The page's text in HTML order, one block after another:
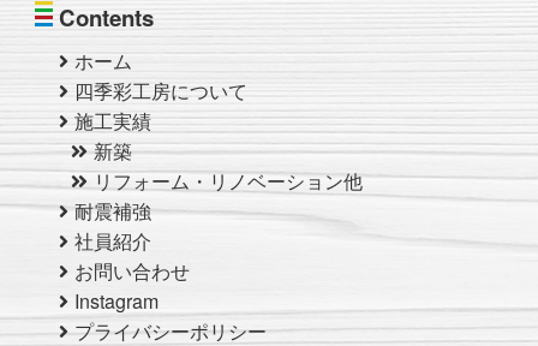
Contents
ホーム
四季彩工房について
施工実績
新築
リフォーム・リノベーション他
耐震補強
社員紹介
お問い合わせ
Instagram
プライバシーポリシー